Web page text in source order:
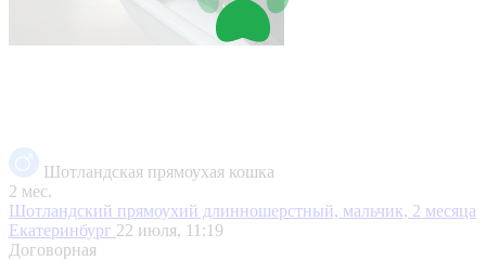
Шотландская прямоухая кошка
2 мес.
Шотландский прямоухий длинношерстный, мальчик, 2 месяца
Екатеринбург 22 июля, 11:19
Договорная